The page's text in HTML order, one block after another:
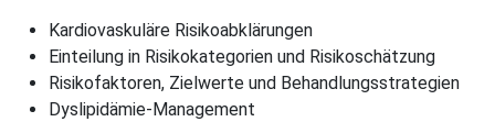
Kardiovaskuläre Risikoabklärungen
Einteilung in Risikokategorien und Risikoschätzung
Risikofaktoren, Zielwerte und Behandlungsstrategien
Dyslipidämie-Management